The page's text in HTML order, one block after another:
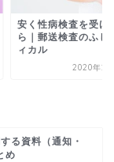
安く性病検査を受け
ら｜郵送検査のふじ
ィカル
2020年2
る資料（通知・
め